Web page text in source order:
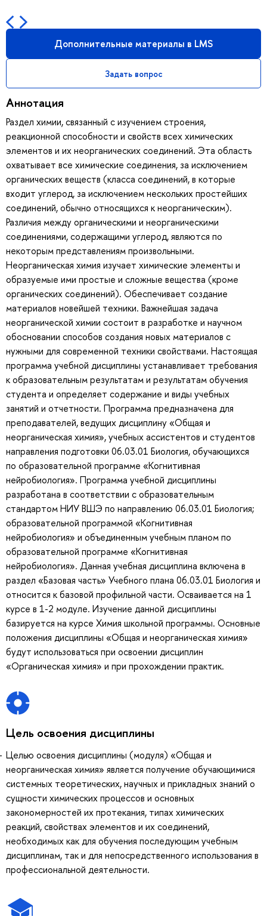
Дополнительные материалы в LMS
Задать вопрос
Аннотация
Раздел химии, связанный с изучением строения,
реакционной способности и свойств всех химических
элементов и их неорганических соединений. Эта область
охватывает все химические соединения, за исключением
органических веществ (класса соединений, в которые
входит углерод, за исключением нескольких простейших
соединений, обычно относящихся к неорганическим).
Различия между органическими и неорганическими
соединениями, содержащими углерод, являются по
некоторым представлениям произвольными.
Неорганическая химия изучает химические элементы и
образуемые ими простые и сложные вещества (кроме
органических соединений). Обеспечивает создание
материалов новейшей техники. Важнейшая задача
неорганической химии состоит в разработке и научном
обосновании способов создания новых материалов с
нужными для современной техники свойствами. Настоящая
программа учебной дисциплины устанавливает требования
к образовательным результатам и результатам обучения
студента и определяет содержание и виды учебных
занятий и отчетности. Программа предназначена для
преподавателей, ведущих дисциплину «Общая и
неорганическая химия», учебных ассистентов и студентов
направления подготовки 06.03.01 Биология, обучающихся
по образовательной программе «Когнитивная
нейробиология». Программа учебной дисциплины
разработана в соответствии с образовательным
стандартом НИУ ВШЭ по направлению 06.03.01 Биология;
образовательной программой «Когнитивная
нейробиология» и объединенным учебным планом по
образовательной программе «Когнитивная
нейробиология». Данная учебная дисциплина включена в
раздел «Базовая часть» Учебного плана 06.03.01 Биология и
относится к базовой профильной части. Осваивается на 1
курсе в 1-2 модуле. Изучение данной дисциплины
базируется на курсе Химия школьной программы. Основные
положения дисциплины «Общая и неорганическая химия»
будут использоваться при освоении дисциплин
«Органическая химия» и при прохождении практик.
Цель освоения дисциплины
Целью освоения дисциплины (модуля) «Общая и
неорганическая химия» является получение обучающимися
системных теоретических, научных и прикладных знаний о
сущности химических процессов и основных
закономерностей их протекания, типах химических
реакций, свойствах элементов и их соединений,
необходимых как для обучения последующим учебным
дисциплинам, так и для непосредственного использования в
профессиональной деятельности.